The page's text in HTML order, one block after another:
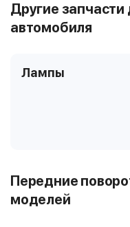
Другие запчасти
автомобиля
Лампы
Передние
моделей